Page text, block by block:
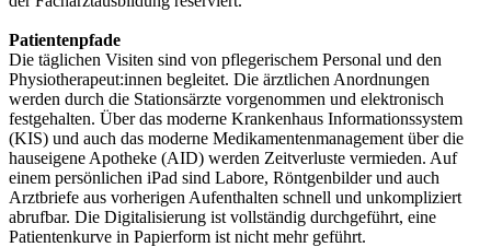
Patientenpfade
Die täglichen Visiten sind von pflegerischem Personal und den
Physiotherapeut:innen begleitet. Die ärztlichen Anordnungen
werden durch die Stationsärzte vorgenommen und elektronisch
festgehalten. Über das moderne Krankenhaus Informationssystem
(KIS) und auch das moderne Medikamentenmanagement über die
hauseigene Apotheke (AID) werden Zeitverluste vermieden. Auf
einem persönlichen iPad sind Labore, Röntgenbilder und auch
Arztbriefe aus vorherigen Aufenthalten schnell und unkompliziert
abrufbar. Die Digitalisierung ist vollständig durchgeführt, eine
Patientenkurve in Papierform ist nicht mehr geführt.